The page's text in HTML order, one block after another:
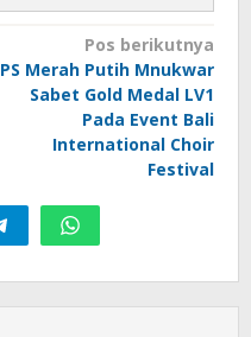
Pos berikutnya
PS Merah Putih Mnukwar
Sabet Gold Medal LV1
Pada Event Bali
International Choir
Festival